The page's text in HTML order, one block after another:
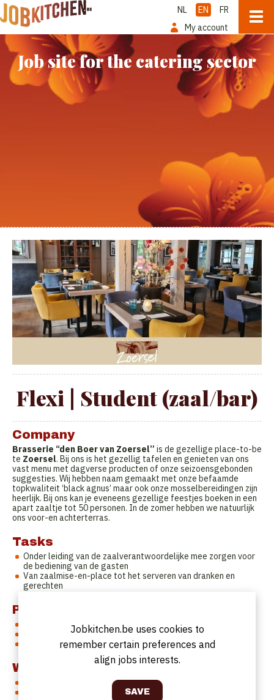
NL EN
FR
My account
Job site for the catering sector
Flexi | Student (zaal/bar)
Company
Brasserie “den Boer van Zoersel” is de gezellige place-to-be
te Zoersel. Bij ons is het gezellig tafelen en genieten van ons
vast menu met dagverse producten of onze seizoensgebonden
suggesties. Wij hebben naam gemaakt met onze befaamde
topkwaliteit ‘black agnus’ maar ook onze mosselbereidingen zijn
heerlijk. Bij ons kan je eveneens gezellige feestjes boeken in een
apart zaaltje tot 50 personen. In de zomer hebben we natuurlijk
ons voor-en achterterras.
Tasks
Onder leiding van de zaalverantwoordelijke mee zorgen voor
de bediening van de gasten
Van zaalmise-en-place tot het serveren van dranken en
gerechten
Profile
Liefst ervaring maar niet noodzakelijk
Gemotiveerd
Teamspirit
Work Schedule
Voornamelijk weekendwerk (vrijdag, zaterdag en/of zondag)
Uurrooster in onderling overleg af te spreken
Jobkitchen.be uses cookies to
remember certain preferences and
align jobs interests.